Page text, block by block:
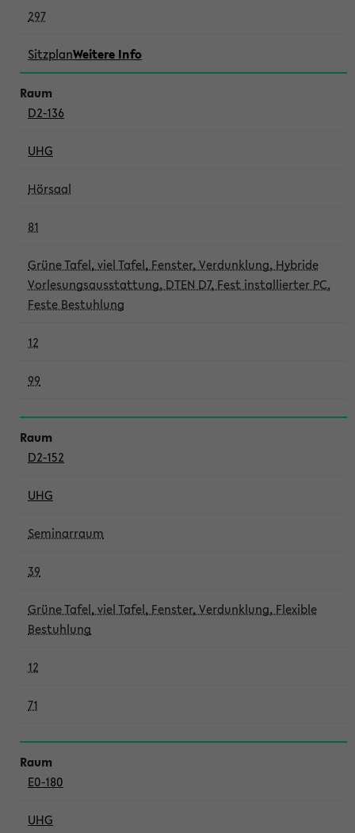
297
SitzplanWeitere Info
D2-136
UHG
Hörsaal
81
Grüne Tafel, viel Tafel, Fenster, Verdunklung, Hybride
Vorlesungsausstattung, DTEN D7, Fest installierter PC,
Feste Bestuhlung
12
99
D2-152
UHG
Seminarraum
39
Grüne Tafel, viel Tafel, Fenster, Verdunklung, Flexible
Bestuhlung
12
71
E0-180
UHG